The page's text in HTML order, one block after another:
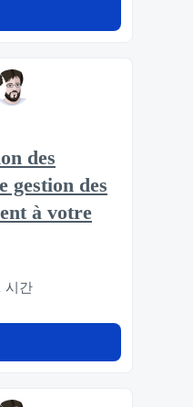
des
gestion des
à votre
시간